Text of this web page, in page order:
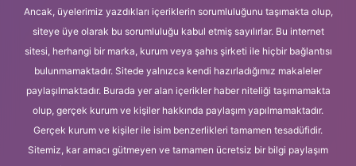
Ancak, üyelerimiz yazdıkları içeriklerin sorumluluğunu taşımakta olup,
siteye üye olarak bu sorumluluğu kabul etmiş sayılırlar. Bu internet
sitesi, herhangi bir marka, kurum veya şahıs şirketi ile hiçbir bağlantısı
bulunmamaktadır. Sitede yalnızca kendi hazırladığımız makaleler
paylaşılmaktadır. Burada yer alan içerikler haber niteliği taşımamakta
olup, gerçek kurum ve kişiler hakkında paylaşım yapılmamaktadır.
Gerçek kurum ve kişiler ile isim benzerlikleri tamamen tesadüfidir.
Sitemiz, kar amacı gütmeyen ve tamamen ücretsiz bir bilgi paylaşım